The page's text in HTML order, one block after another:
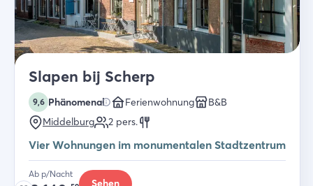
Slapen bij Scherp
9,6 Phänomenal Ferienwohnung
B&B
Middelburg
2 pers.
Vier Wohnungen im monumentalen Stadtzentrum
Ab p/Nacht
Sehen